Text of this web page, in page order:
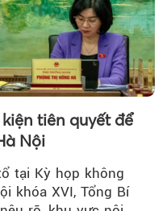
tiên quyết để
Nội
tại Kỳ họp không
khóa XVI, Tổng Bí